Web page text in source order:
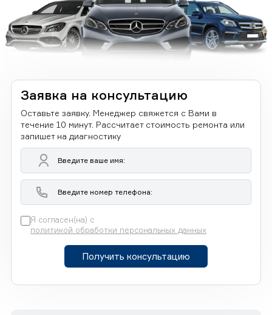
Заявка на консультацию
Оставьте заявку. Менеджер свяжется с Вами в
течение 10 минут. Рассчитает стоимость ремонта или
запишет на диагностику
Я согласен(на) с
политикой обработки персональных данных
Получить консультацию